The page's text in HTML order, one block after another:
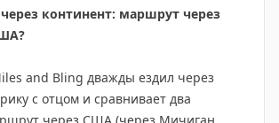
континент: маршрут через
and Bling дважды ездил через
с отцом и сравнивает два